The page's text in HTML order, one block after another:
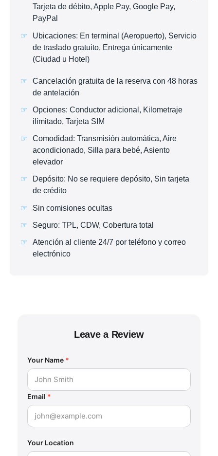
Tarjeta de débito, Apple Pay, Google Pay,
PayPal
Ubicaciones: En terminal (Aeropuerto), Servicio
de traslado gratuito, Entrega únicamente
(Ciudad u Hotel)
Cancelación gratuita de la reserva con 48 horas
de antelación
Opciones: Conductor adicional, Kilometraje
ilimitado, Tarjeta SIM
Comodidad: Transmisión automática, Aire
acondicionado, Silla para bebé, Asiento
elevador
Depósito: No se requiere depósito, Sin tarjeta
de crédito
Sin comisiones ocultas
Seguro: TPL, CDW, Cobertura total
Atención al cliente 24/7 por teléfono y correo
electrónico
Leave a Review
Your Name *
Email *
Your Location